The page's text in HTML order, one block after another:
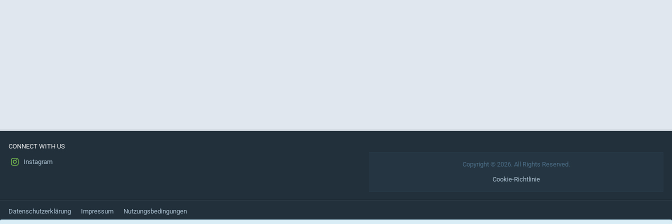
CONNECT WITH US
Instagram
Copyright © 2026. All Rights Reserved.
Cookie-Richtlinie
Datenschutzerklärung Impressum Nutzungsbedingungen